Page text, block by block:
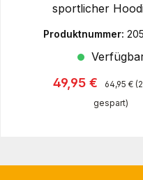
sportlicher
tabler
Lifestyle-Hoodie
SAUER FansDer
SAUER Raglan
Charcoal/Black
Produktnummer:
Verkaufspreis:
49,95 € 64,95 €
gespart)